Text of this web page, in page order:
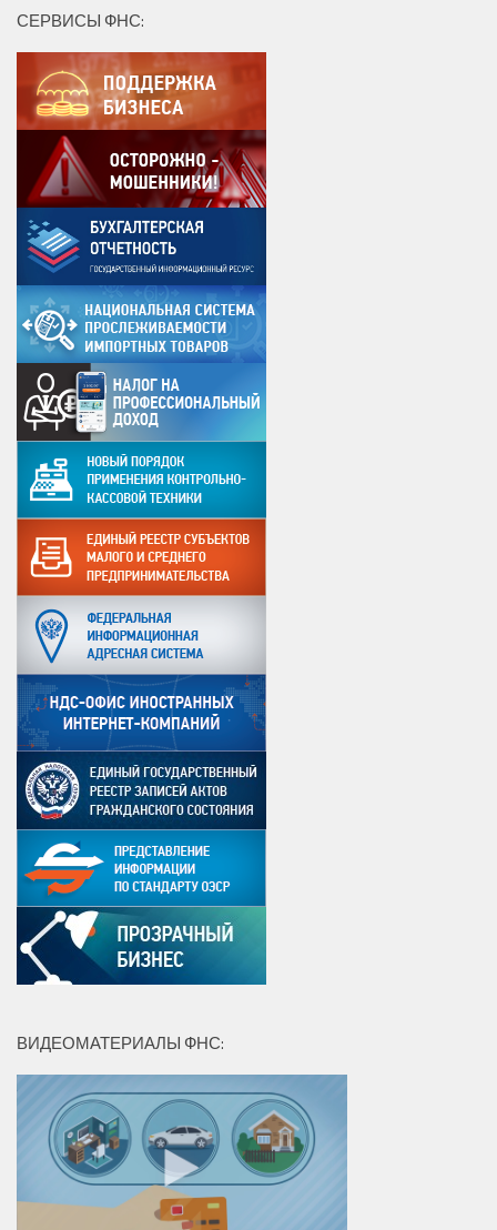
СЕРВИСЫ ФНС:
ВИДЕОМАТЕРИАЛЫ ФНС: